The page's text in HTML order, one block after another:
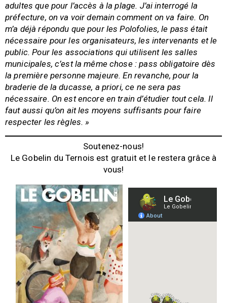
adultes que pour l’accès à la plage. J’ai interrogé la
préfecture, on va voir demain comment on va faire. On
m’a déjà répondu que pour les Polofolies, le pass était
nécessaire pour les organisateurs, les intervenants et le
public. Pour les associations qui utilisent les salles
municipales, c’est la même chose : pass obligatoire dès
la première personne majeure. En revanche, pour la
braderie de la ducasse, a priori, ce ne sera pas
nécessaire. On est encore en train d’étudier tout cela. Il
faut aussi qu’on ait les moyens suffisants pour faire
respecter les règles. »
Soutenez-nous!
Le Gobelin du Ternois est gratuit et le restera grâce à
vous!